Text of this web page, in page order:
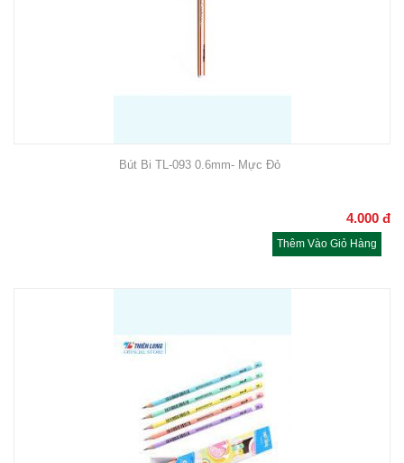
Bút Bi TL-093 0.6mm- Mực Đỏ
4.000 đ
Thêm Vào Giỏ Hàng